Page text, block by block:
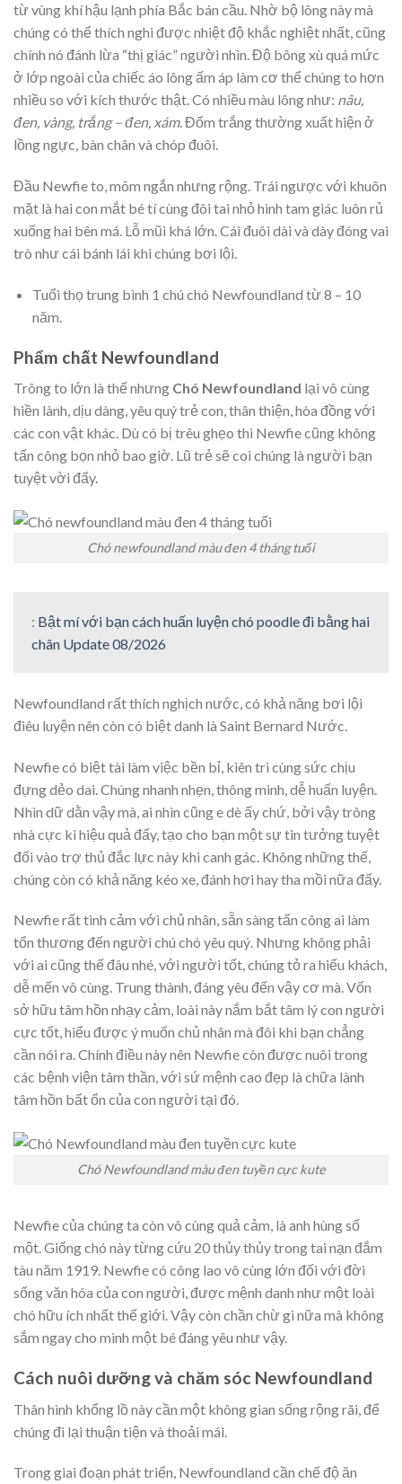
từ vùng khí hậu lạnh phía Bắc bán cầu. Nhờ bộ lông này mà
chúng có thể thích nghi được nhiệt độ khắc nghiệt nhất, cũng
chính nó đánh lừa “thị giác” người nhìn. Độ bông xù quá mức
ở lớp ngoài của chiếc áo lông ấm áp làm cơ thể chúng to hơn
nhiều so với kích thước thật. Có nhiều màu lông như: nâu,
đen, vàng, trắng – đen, xám. Đốm trắng thường xuất hiện ở
lồng ngực, bàn chân và chóp đuôi.
Đầu Newfie to, mõm ngắn nhưng rộng. Trái ngược với khuôn
mặt là hai con mắt bé tí cùng đôi tai nhỏ hình tam giác luôn rủ
xuống hai bên má. Lỗ mũi khá lớn. Cái đuôi dài và dày đóng vai
trò như cái bánh lái khi chúng bơi lội.
Tuổi thọ trung bình 1 chú chó Newfoundland từ 8 – 10
năm.
Phẩm chất Newfoundland
Trông to lớn là thế nhưng Chó Newfoundland lại vô cùng
hiền lành, dịu dàng, yêu quý trẻ con, thân thiện, hòa đồng với
các con vật khác. Dù có bị trêu ghẹo thì Newfie cũng không
tấn công bọn nhỏ bao giờ. Lũ trẻ sẽ coi chúng là người bạn
tuyệt vời đấy.
Chó newfoundland màu đen 4 tháng tuổi
: Bật mí với bạn cách huấn luyện chó poodle đi bằng hai
chân Update 08/2026
Newfoundland rất thích nghịch nước, có khả năng bơi lội
điêu luyện nên còn có biệt danh là Saint Bernard Nước.
Newfie có biệt tài làm việc bền bỉ, kiên trì cùng sức chịu
đựng dẻo dai. Chúng nhanh nhẹn, thông minh, dễ huấn luyện.
Nhìn dữ dằn vậy mà, ai nhìn cũng e dè ấy chứ, bởi vậy trông
nhà cực kì hiệu quả đấy, tạo cho bạn một sự tin tưởng tuyệt
đối vào trợ thủ đắc lực này khi canh gác. Không những thế,
chúng còn có khả năng kéo xe, đánh hơi hay tha mồi nữa đấy.
Newfie rất tình cảm với chủ nhân, sẵn sàng tấn công ai làm
tổn thương đến người chú chó yêu quý. Nhưng không phải
với ai cũng thế đâu nhé, với người tốt, chúng tỏ ra hiếu khách,
dễ mến vô cùng. Trung thành, đáng yêu đến vậy cơ mà. Vốn
sở hữu tâm hồn nhạy cảm, loài này nắm bắt tâm lý con người
cực tốt, hiểu được ý muốn chủ nhân mà đôi khi bạn chẳng
cần nói ra. Chính điều này nên Newfie còn được nuôi trong
các bệnh viện tâm thần, với sứ mệnh cao đẹp là chữa lành
tâm hồn bất ổn của con người tại đó.
Chó Newfoundland màu đen tuyền cực kute
Newfie của chúng ta còn vô cùng quả cảm, là anh hùng số
một. Giống chó này từng cứu 20 thủy thủy trong tai nạn đắm
tàu năm 1919. Newfie có công lao vô cùng lớn đối với đời
sống văn hóa của con người, được mệnh danh như một loài
chó hữu ích nhất thế giới. Vậy còn chần chừ gì nữa mà không
sắm ngay cho mình một bé đáng yêu như vậy.
Cách nuôi dưỡng và chăm sóc Newfoundland
Thân hình khổng lồ này cần một không gian sống rộng rãi, để
chúng đi lại thuận tiện và thoải mái.
Trong giai đoạn phát triển, Newfoundland cần chế độ ăn